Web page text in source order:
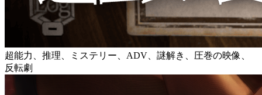
超能力、推理、ミステリー、ADV、謎解き、圧巻の映像、
反転劇